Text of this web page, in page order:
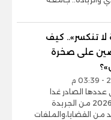
تنكسر».. كيف
على صخرة
الصادر غدا
الخميس الموافق 30-4-2026 من الجريدة
من القضايا،والملفات